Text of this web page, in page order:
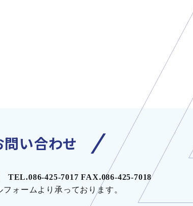
問い合わせ
TEL.086-425-7017 FAX.086-425-7018
フォームより承っております。